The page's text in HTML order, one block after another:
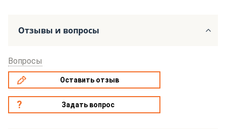
Отзывы и вопросы
Вопросы
Оставить отзыв
Задать вопрос